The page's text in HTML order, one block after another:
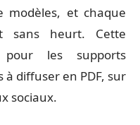
modèles, et chaque
sans heurt. Cette
les supports
diffuser en PDF, sur
sociaux.